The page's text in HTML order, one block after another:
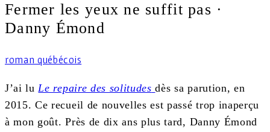
Fermer les yeux ne suffit pas ·
Danny Émond
roman québécois
J’ai luLe repaire des solitudes dès sa parution, en
2015. Ce recueil de nouvelles est passé trop inaperçu
à mon goût. Près de dix ans plus tard, Danny Émond